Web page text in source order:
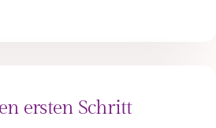
ersten Schritt